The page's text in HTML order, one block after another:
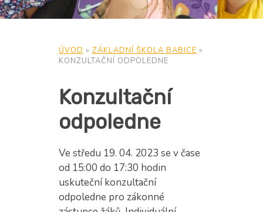
ÚVOD » ZÁKLADNÍ ŠKOLA BABICE »
KONZULTAČNÍ ODPOLEDNE
Konzultační
odpoledne
Ve středu 19. 04. 2023 se v čase
od 15:00 do 17:30 hodin
uskuteční konzultační
odpoledne pro zákonné